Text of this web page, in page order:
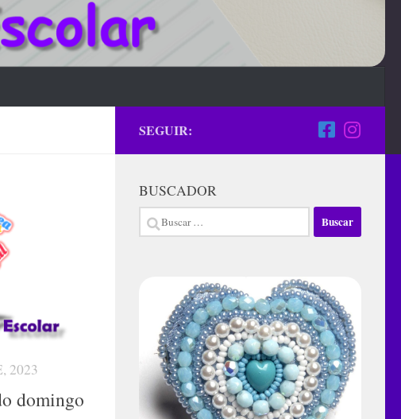
2023
domingo
SEGUIR:
BUSCADOR
Buscar: